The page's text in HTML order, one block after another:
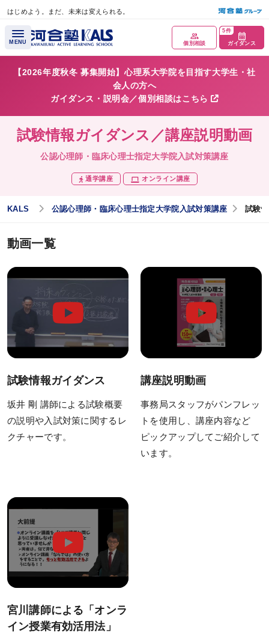
はじめよう。まだ、未来は変えられる。
メインコンテンツへスキップ
MENU 個別相談 ガイダンス
5件
公認心理師について
臨床心理士について
オンライン・フォローアップについて
「臨床心理学」直前論述特訓
（オンラインLIVE講座）
臨床心理士対応大学院一覧
カリキュラム
科目一覧
研究計画書対策
筆記試験対策
面接対策
動画で学ぶ
【2026年度秋冬 募集開始】心理系大学院を目指す大学生・社
会人の方へ
ガイダンス・説明会／個別相談はこちら
試験情報ガイダンス／講座説明動画
公認心理師・臨床心理士指定大学院入試対策講座
通学講座 オンライン講座
KALS 公認心理師・臨床心理士指定大学院入試対策講座 試験
動画一覧
試験情報ガイダンス
坂井 剛 講師による試験概要
の説明や入試対策に関するレ
クチャーです。
講座説明動画
事務局スタッフがパンフレッ
トを使用し、講座内容など
ピックアップしてご紹介して
います。
宮川講師による「オンラ
イン授業有効活用法」